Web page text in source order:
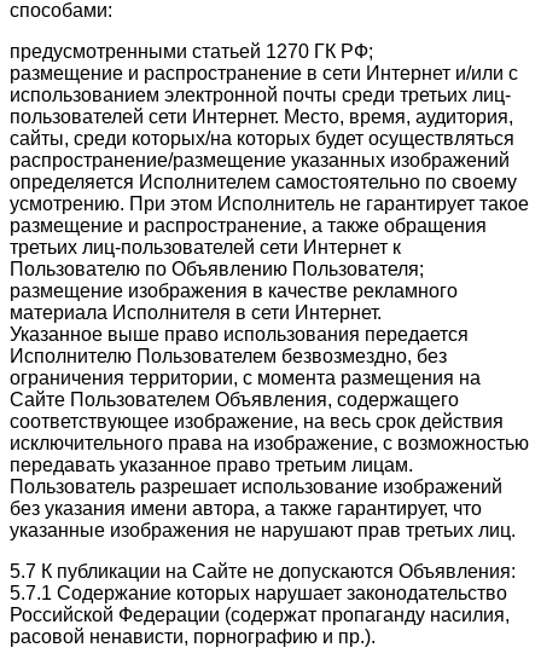
способами:
предусмотренными статьей 1270 ГК РФ;
размещение и распространение в сети Интернет и/или с
использованием электронной почты среди третьих лиц-
пользователей сети Интернет. Место, время, аудитория,
сайты, среди которых/на которых будет осуществляться
распространение/размещение указанных изображений
определяется Исполнителем самостоятельно по своему
усмотрению. При этом Исполнитель не гарантирует такое
размещение и распространение, а также обращения
третьих лиц-пользователей сети Интернет к
Пользователю по Объявлению Пользователя;
размещение изображения в качестве рекламного
материала Исполнителя в сети Интернет.
Указанное выше право использования передается
Исполнителю Пользователем безвозмездно, без
ограничения территории, с момента размещения на
Сайте Пользователем Объявления, содержащего
соответствующее изображение, на весь срок действия
исключительного права на изображение, с возможностью
передавать указанное право третьим лицам.
Пользователь разрешает использование изображений
без указания имени автора, а также гарантирует, что
указанные изображения не нарушают прав третьих лиц.
5.7 К публикации на Сайте не допускаются Объявления:
5.7.1 Содержание которых нарушает законодательство
Российской Федерации (содержат пропаганду насилия,
расовой ненависти, порнографию и пр.).